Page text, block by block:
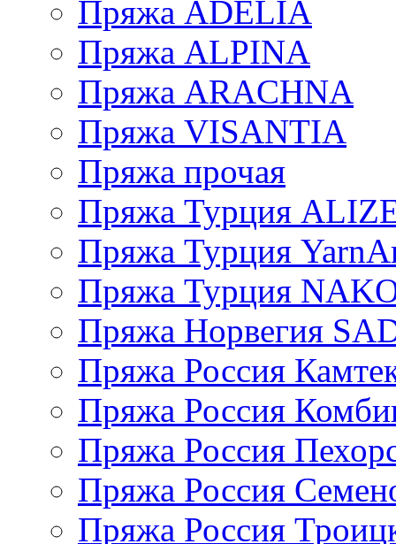
Пряжа ADELIA
Пряжа ALPINA
Пряжа ARACHNA
Пряжа VISANTIA
Пряжа прочая
Пряжа Турция
Пряжа Турция
Пряжа Турция
Пряжа Норвегия
Пряжа Россия
Пряжа Россия
Пряжа Россия
Пряжа Россия
Пряжа Россия